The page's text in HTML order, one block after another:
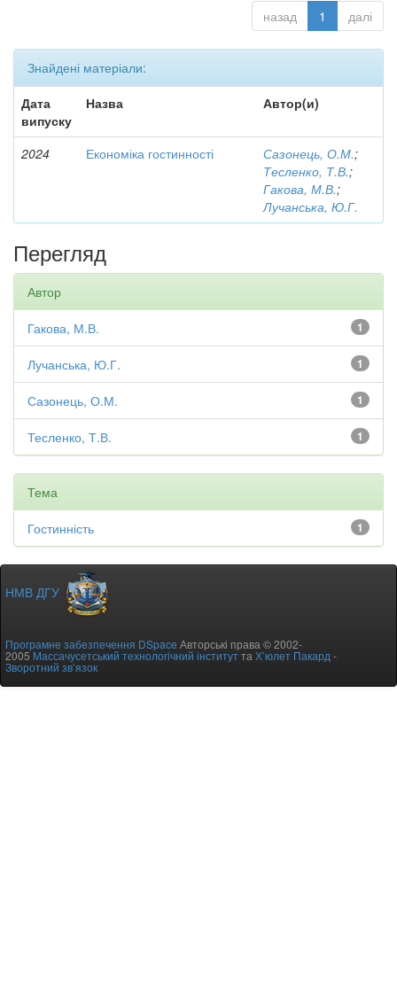
назад 1 далі
Знайдені матеріали:
Дата
випуску
Назва Автор(и)
2024 Економіка гостинності Сазонець, О.М.;
Тесленко, Т.В.;
Гакова, М.В.;
Лучанська, Ю.Г.
Перегляд
Автор
1
Гакова, М.В.
1
Лучанська, Ю.Г.
1
Сазонець, О.М.
1
Тесленко, Т.В.
Тема
1
Гостинність
НМВ ДГУ
Програмне забезпечення DSpace Авторські права © 2002-
2005Массачусетський технологічний інститутта Х’юлет Пакард -
Зворотний зв’язок